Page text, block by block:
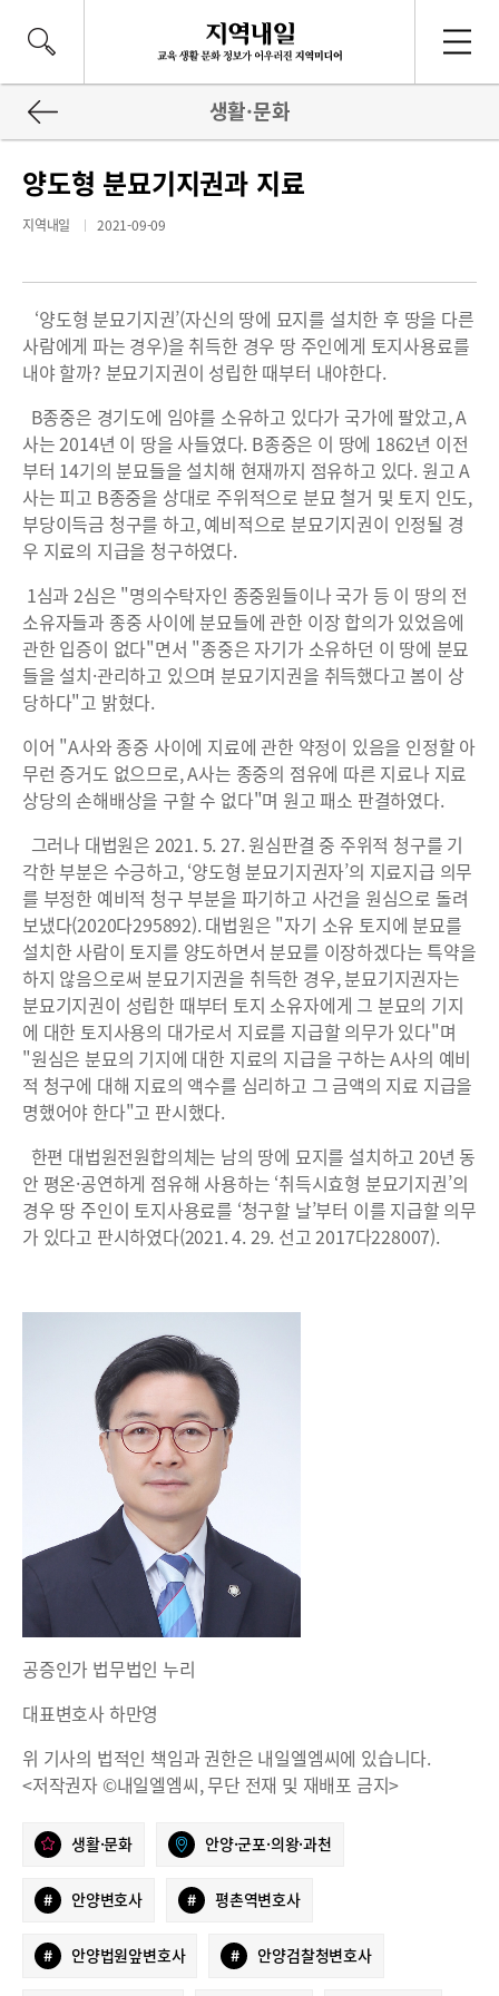
생활·문화
양도형 분묘기지권과 지료
지역내일 2021-09-09
‘양도형 분묘기지권’(자신의 땅에 묘지를 설치한 후 땅을 다른
사람에게 파는 경우)을 취득한 경우 땅 주인에게 토지사용료를
내야 할까? 분묘기지권이 성립한 때부터 내야한다.
B종중은 경기도에 임야를 소유하고 있다가 국가에 팔았고, A
사는 2014년 이 땅을 사들였다. B종중은 이 땅에 1862년 이전
부터 14기의 분묘들을 설치해 현재까지 점유하고 있다. 원고 A
사는 피고 B종중을 상대로 주위적으로 분묘 철거 및 토지 인도,
부당이득금 청구를 하고, 예비적으로 분묘기지권이 인정될 경
우 지료의 지급을 청구하였다.
1심과 2심은 "명의수탁자인 종중원들이나 국가 등 이 땅의 전
소유자들과 종중 사이에 분묘들에 관한 이장 합의가 있었음에
관한 입증이 없다"면서 "종중은 자기가 소유하던 이 땅에 분묘
들을 설치·관리하고 있으며 분묘기지권을 취득했다고 봄이 상
당하다"고 밝혔다.
이어 "A사와 종중 사이에 지료에 관한 약정이 있음을 인정할 아
무런 증거도 없으므로, A사는 종중의 점유에 따른 지료나 지료
상당의 손해배상을 구할 수 없다"며 원고 패소 판결하였다.
그러나 대법원은 2021. 5. 27. 원심판결 중 주위적 청구를 기
각한 부분은 수긍하고, ‘양도형 분묘기지권자’의 지료지급 의무
를 부정한 예비적 청구 부분을 파기하고 사건을 원심으로 돌려
보냈다(2020다295892). 대법원은 "자기 소유 토지에 분묘를
설치한 사람이 토지를 양도하면서 분묘를 이장하겠다는 특약을
하지 않음으로써 분묘기지권을 취득한 경우, 분묘기지권자는
분묘기지권이 성립한 때부터 토지 소유자에게 그 분묘의 기지
에 대한 토지사용의 대가로서 지료를 지급할 의무가 있다"며
"원심은 분묘의 기지에 대한 지료의 지급을 구하는 A사의 예비
적 청구에 대해 지료의 액수를 심리하고 그 금액의 지료 지급을
명했어야 한다"고 판시했다.
한편 대법원전원합의체는 남의 땅에 묘지를 설치하고 20년 동
안 평온·공연하게 점유해 사용하는 ‘취득시효형 분묘기지권’의
경우 땅 주인이 토지사용료를 ‘청구할 날’부터 이를 지급할 의무
가 있다고 판시하였다(2021. 4. 29. 선고 2017다228007).
공증인가 법무법인 누리
대표변호사 하만영
위 기사의 법적인 책임과 권한은 내일엘엠씨에 있습니다.
<저작권자 ©내일엘엠씨, 무단 전재 및 재배포 금지>
생활·문화 안양·군포·의왕·과천
# 안양변호사 # 평촌역변호사
# 안양법원앞변호사 # 안양검찰청변호사